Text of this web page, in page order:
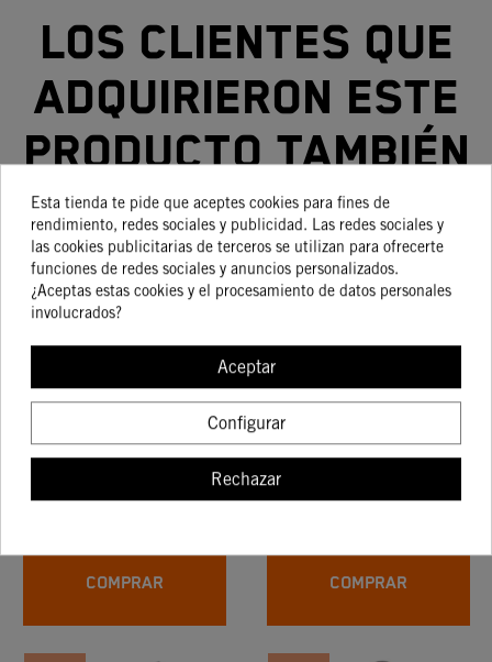
Los clientes que
adquirieron este
producto también
compraron:
-15%
PUÑOS KTM
15,97 € 13,58 €
COMPRAR
MANETA FRENO KTM
FLEX
98,19 € 83,46 €
COMPRAR
Esta tienda te pide que aceptes cookies para fines de
rendimiento, redes sociales y publicidad. Las redes sociales y
las cookies publicitarias de terceros se utilizan para ofrecerte
funciones de redes sociales y anuncios personalizados.
¿Aceptas estas cookies y el procesamiento de datos personales
involucrados?
Aceptar
Configurar
Rechazar